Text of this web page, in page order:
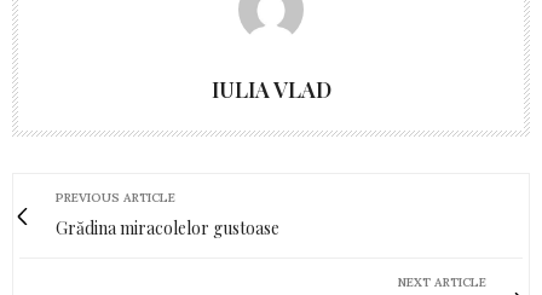
IULIA VLAD
PREVIOUS ARTICLE
Grădina miracolelor gustoase
NEXT ARTICLE